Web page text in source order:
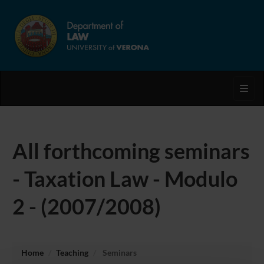
All forthcoming seminars
- Taxation Law - Modulo
2 - (2007/2008)
Home Teaching Seminars